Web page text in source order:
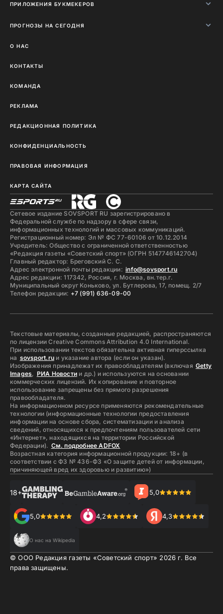
ПРИЛОЖЕНИЯ БУКМЕКЕРОВ
ПРОГНОЗЫ НА СЕГОДНЯ
О НАС
КОНТАКТЫ
КОМАНДА
РЕКЛАМА
РЕДАКЦИОННАЯ ПОЛИТИКА
КОНФИДЕНЦИАЛЬНОСТЬ
ПРАВОВАЯ ИНФОРМАЦИЯ
КАРТА САЙТА
Сетевое издание SOVSPORT RU зарегистрировано в
Федеральной службе по надзору в сфере связи,
информационных технологий и массовых коммуникаций.
Регистрационный номер: Эл № ФС 77-60106 от 10.12.2014
Учредитель: Общество с ограниченной ответственностью
«Редакция газеты «Советский спорт» (ОГРН 5147746142704)
Главный редактор: Бреговский С. С.
Адрес электронной почты редакции: info@sovsport.ru
Адрес редакции: 117342, Россия, г. Москва, вн.тер.г.
Муниципальный округ Коньково, ул. Бутлерова, 17, помещ. 2/7
Телефон редакции: +7 (991) 636-09-00
Текстовые материалы, созданные редакцией, распространяются
по лицензии Creative Commons Attribution 4.0 International.
При использовании текстов обязательна активная гиперссылка
на sovsport.ruи указание автора (если он указан).
Изображения принадлежат их правообладателям (включая Getty
Images, РИА Новости и др.) и используются на основании
коммерческих лицензий. Их копирование и повторное
использование запрещены без прямого разрешения
правообладателя.
На информационном ресурсе применяются рекомендательные
технологии (информационные технологии предоставления
информации на основе сбора, систематизации и анализа
сведений, относящихся к предпочтениям пользователей сети
«Интернет», находящихся на территории Российской
Федерации). См. подробнее ADFOX
Возрастная категория информационной продукции: 18+ (в
соответствии с ФЗ № 436-ФЗ «О защите детей от информации,
причиняющей вред их здоровью и развитию»)
18+ 5,0
5,0 4,2 4,3
О нас на Wikipedia
© ООО Редакция газеты «Советский спорт» 2026 г. Все
права защищены.